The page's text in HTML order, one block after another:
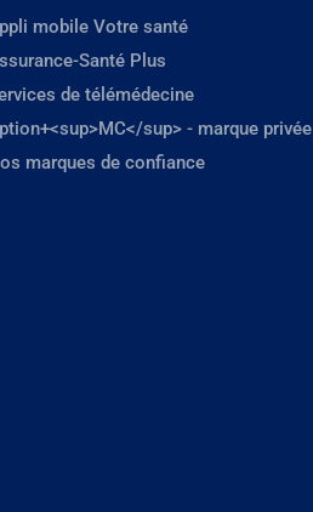
mobile Votre santé
Santé Plus
de télémédecine
sup> - marque privée
marques de confiance